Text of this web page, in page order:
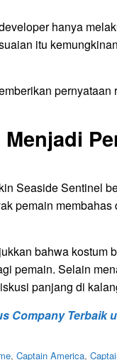
hanya
itu
pernyataan
Seaside Sentinel
pemain
bahwa kostum
pemain. Selain
panjang di
Company Terbaik
, Captain America,